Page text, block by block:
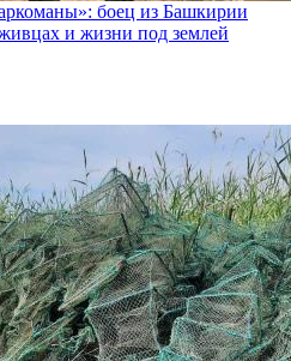
боец из Башкирии
и жизни под землей